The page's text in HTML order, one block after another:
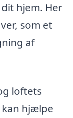
hjem. Her
som et
af
loftets
hjælpe